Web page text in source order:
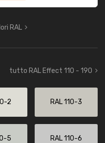
RAL
tutto RAL Effect 110 - 190
2 RAL 110-3
5 RAL 110-6